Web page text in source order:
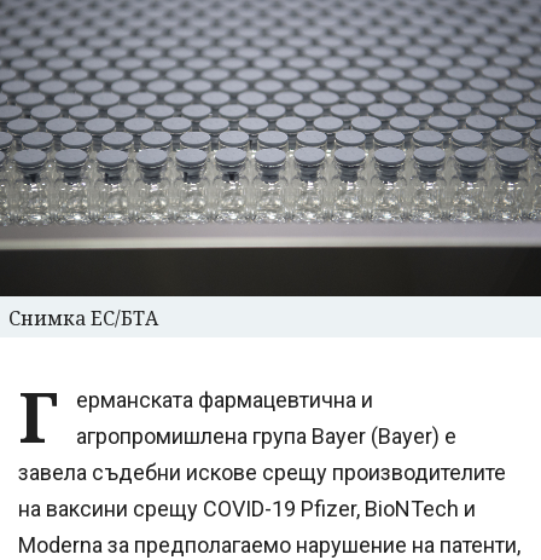
Снимка ЕС/БТА
Г
ерманската фармацевтична и
агропромишлена група Bayer (Bayer) е
завела съдебни искове срещу производителите
на ваксини срещу COVID-19 Pfizer, BioNTech и
Moderna за предполагаемо нарушение на патенти,